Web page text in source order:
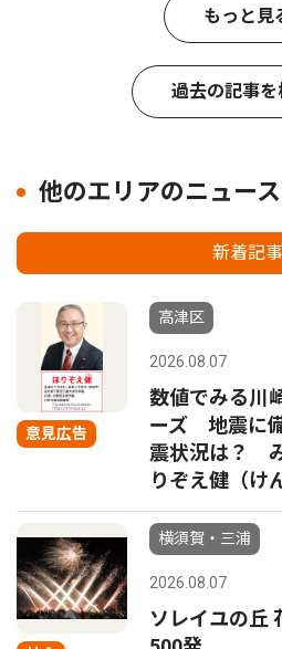
もっと見
過去の記事を
他のエリアのニュース
新着記事
意見広告
高津区
2026.08.07
数値でみる川
ーズ 地震に
震状況は？
りぞえ健（け
横須賀・三浦
2026.08.07
ソレイユの丘